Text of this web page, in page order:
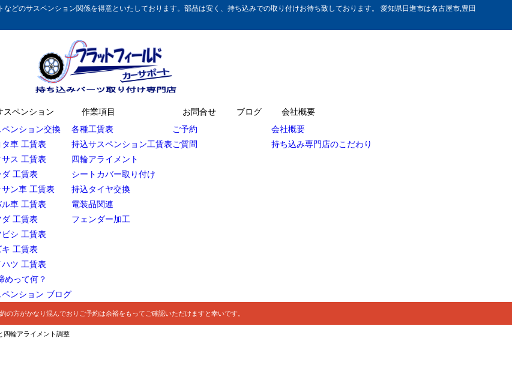
どのサスペンション関係を得意といたしております。部品は安く、持ち込みでの取り付けお待ち致しております。 愛知県日進市は名古屋市,豊田
スペンション
ペンション交換
タ車 工賃表
サス 工賃表
ダ 工賃表
サン車 工賃表
ル車 工賃表
ダ 工賃表
ビシ 工賃表
キ 工賃表
ハツ 工賃表
めって何？
ペンション ブログ
作業項目
各種工賃表
持込サスペンション工賃表
四輪アライメント
シートカバー取り付け
持込タイヤ交換
電装品関連
フェンダー加工
お問合せ
ご予約
ご質問
ブログ
会社概要
会社概要
持ち込み専門店のこだわり
の方がかなり混んでおりご予約は余裕をもってご確認いただけますと幸いです。
四輪アライメント調整